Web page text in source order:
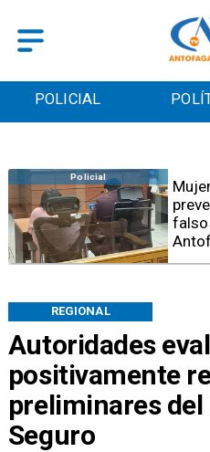
POLICIAL
Autoridades
positivamente
preliminares del
Seguro
REGIONAL
Videos